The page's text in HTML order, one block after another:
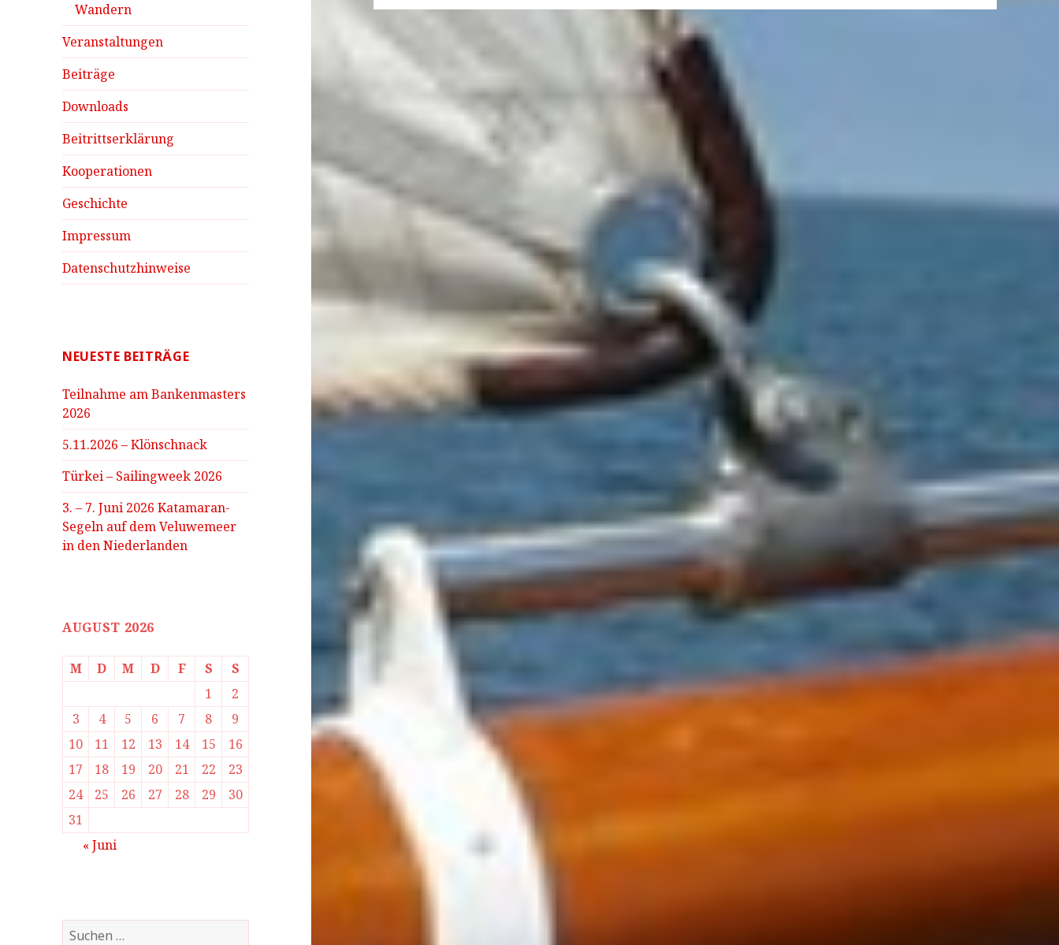
Wandern
Veranstaltungen
Beiträge
Downloads
Beitrittserklärung
Kooperationen
Geschichte
Impressum
Datenschutzhinweise
NEUESTE BEITRÄGE
Teilnahme am Bankenmasters
2026
5.11.2026 – Klönschnack
Türkei – Sailingweek 2026
3. – 7. Juni 2026 Katamaran-
Segeln auf dem Veluwemeer
in den Niederlanden
AUGUST 2026
M D M D F S
S
1
2
3
4 5 6 7 8
9
10
11 12 13 14 15
16
17
18 19 20 21 22
23
24
25 26 27 28 29
30
31
« Juni
Suchen